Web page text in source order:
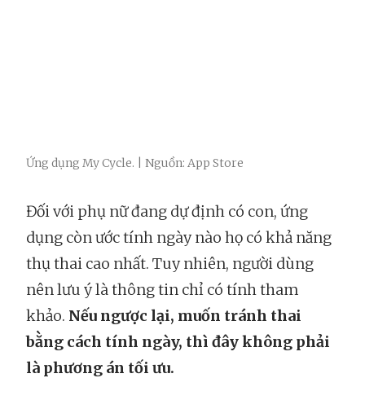
Ứng dụng My Cycle. | Nguồn: App Store
Đối với phụ nữ đang dự định có con, ứng
dụng còn ước tính ngày nào họ có khả năng
thụ thai cao nhất. Tuy nhiên, người dùng
nên lưu ý là thông tin chỉ có tính tham
khảo. Nếu ngược lại, muốn tránh thai
bằng cách tính ngày, thì đây không phải
là phương án tối ưu.